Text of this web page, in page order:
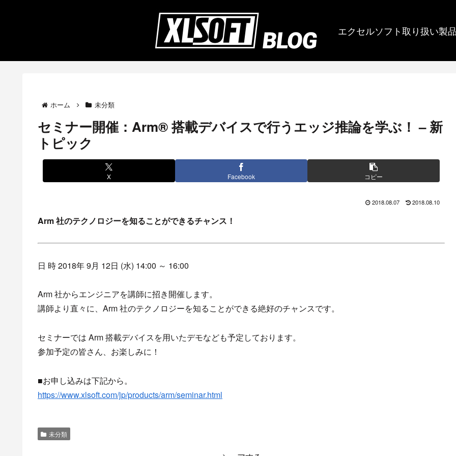
エクセルソフト取り扱い製
ホーム 未分類
セミナー開催：Arm® 搭載デバイスで行うエッジ推論を学ぶ！ – 新
トピック
X Facebook コピー
2018.08.07 2018.08.10
Arm 社のテクノロジーを知ることができるチャンス！
日 時 2018年 9月 12日 (水) 14:00 ～ 16:00
Arm 社からエンジニアを講師に招き開催します。
講師より直々に、Arm 社のテクノロジーを知ることができる絶好のチャンスです。
セミナーでは Arm 搭載デバイスを用いたデモなども予定しております。
参加予定の皆さん、お楽しみに！
■お申し込みは下記から。
https://www.xlsoft.com/jp/products/arm/seminar.html
未分類